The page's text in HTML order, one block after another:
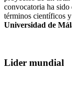
convocatoria ha
términos científicos
Universidad de
Lider mundial